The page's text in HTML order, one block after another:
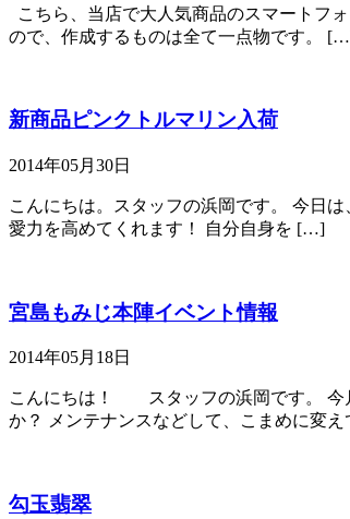
こちら、当店で大人気商品のスマートフ
ので、作成するものは全て一点物です。
新商品ピンクトルマリン入荷
2014年05月30日
こんにちは。スタッフの浜岡です。 今日
愛力を高めてくれます！ 自分自身を […]
宮島もみじ本陣イベント情報
2014年05月18日
こんにちは！ スタッフの浜岡です。 今
か？ メンテナンスなどして、こまめに変
勾玉翡翠